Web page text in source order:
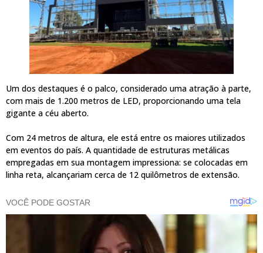
Um dos destaques é o palco, considerado uma atração à parte,
com mais de 1.200 metros de LED, proporcionando uma tela
gigante a céu aberto.
Com 24 metros de altura, ele está entre os maiores utilizados
em eventos do país. A quantidade de estruturas metálicas
empregadas em sua montagem impressiona: se colocadas em
linha reta, alcançariam cerca de 12 quilômetros de extensão.